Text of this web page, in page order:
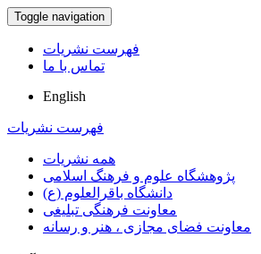
Toggle navigation
فهرست نشریات
تماس با ما
English
فهرست نشریات
همه نشریات
پژوهشگاه علوم و فرهنگ اسلامی
دانشگاه باقرالعلوم (ع)
معاونت فرهنگی تبلیغی
معاونت فضای مجازی ، هنر و رسانه